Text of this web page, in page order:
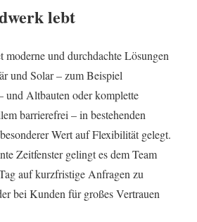
lebt
und durchdachte Lösungen
und Solar – zum Beispiel
und Altbauten oder komplette
barrierefrei –in bestehenden
Wert auf Flexibilität gelegt.
Zeitfenster gelingt es dem Team
auf kurzfristige Anfragen zu
bei Kunden für großes Vertrauen